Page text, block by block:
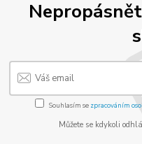
Souhlasím se zpracováním
Můžete se kdykoli